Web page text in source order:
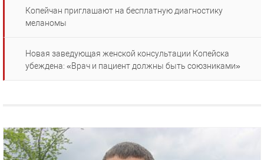
Копейчан приглашают на бесплатную диагностику
меланомы
Новая заведующая женской консультации Копейска
убеждена: «Врач и пациент должны быть союзниками»